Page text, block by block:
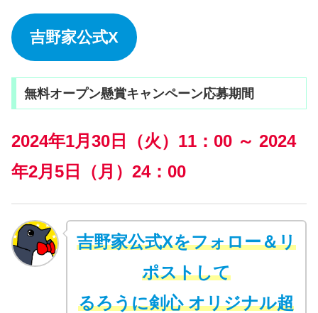
吉野家公式X
無料オープン懸賞キャンペーン応募期間
2024年1月30日（火）11：00 ～ 2024
年2月5日（月）24：00
吉野家公式Xをフォロー＆リ
ポストして
るろうに剣心 オリジナル超